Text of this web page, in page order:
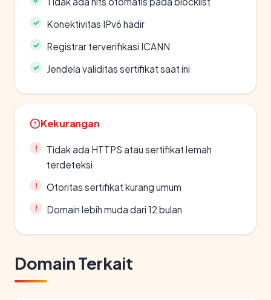
Konektivitas IPv6 hadir
Registrar terverifikasi ICANN
Jendela validitas sertifikat saat ini
Kekurangan
Tidak ada HTTPS atau sertifikat lemah
terdeteksi
Otoritas sertifikat kurang umum
Domain lebih muda dari 12 bulan
Domain Terkait